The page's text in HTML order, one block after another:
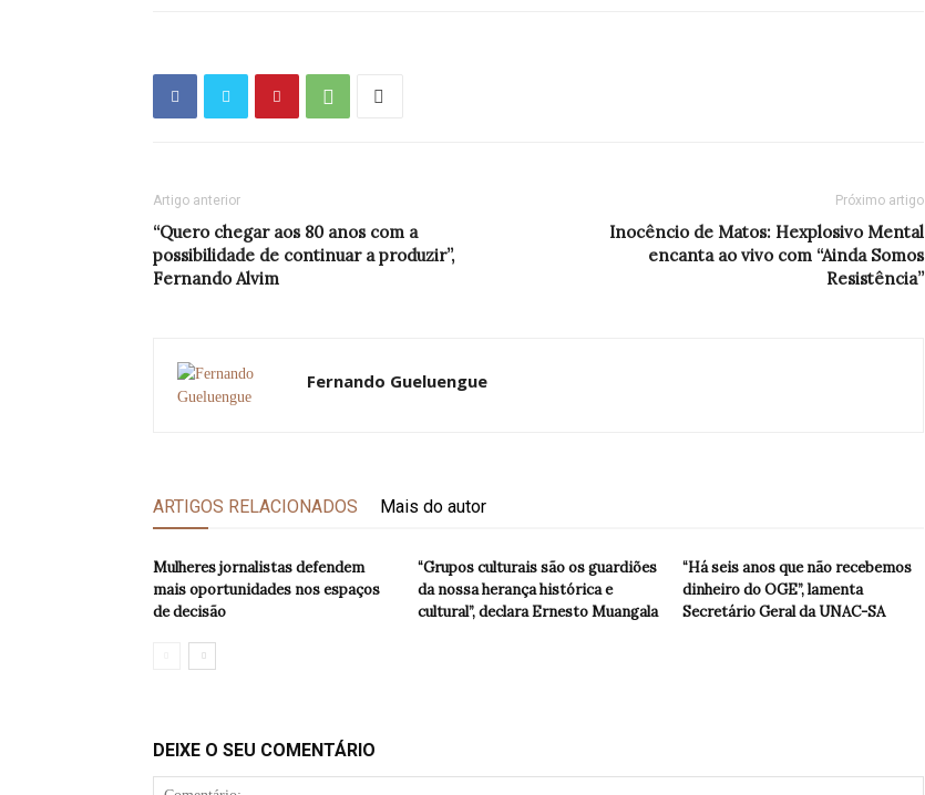
Artigo anterior
“Quero chegar aos 80 anos com a
possibilidade de continuar a produzir”,
Fernando Alvim
Próximo artigo
Inocêncio de Matos: Hexplosivo Mental
encanta ao vivo com “Ainda Somos
Resistência”
Fernando Gueluengue
ARTIGOS RELACIONADOS Mais do autor
Mulheres jornalistas defendem
mais oportunidades nos espaços
de decisão
“Grupos culturais são os guardiões
da nossa herança histórica e
cultural”, declara Ernesto Muangala
“Há seis anos que não recebemos
dinheiro do OGE”, lamenta
Secretário Geral da UNAC-SA
DEIXE O SEU COMENTÁRIO